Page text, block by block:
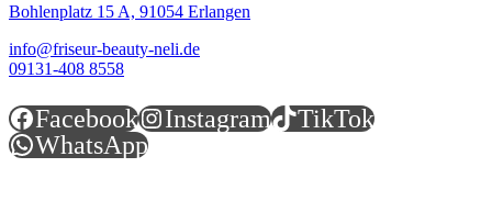
Bohlenplatz 15 A, 91054 Erlangen
info@friseur-beauty-neli.de
09131-408 8558
Facebook Instagram
TikTok
WhatsApp